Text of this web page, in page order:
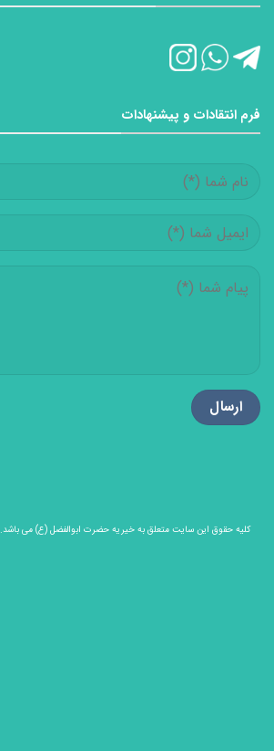
فرم انتقادات و پیشنهادات
کلیه حقوق این سایت متعلق به خیریه حضرت ابوالفضل (ع) می باشد. 2021 © طراحی